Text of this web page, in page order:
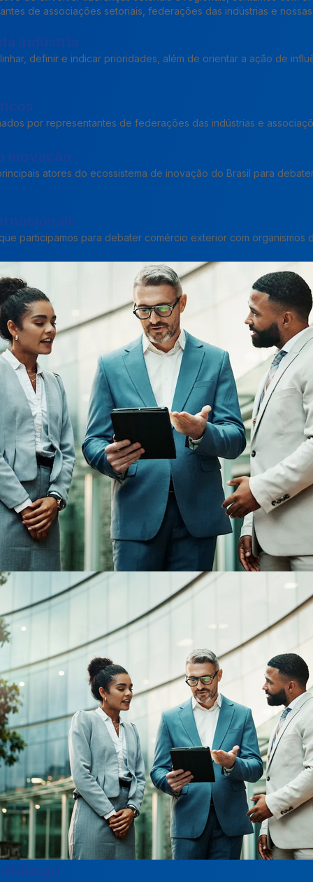
de associações setoriais, federações das indústrias e
definir e indicar prioridades, além de orientar a ação de
por representantes de federações das indústrias e
atores do ecossistema de inovação do Brasil para
participamos para debater comércio exterior com organismos